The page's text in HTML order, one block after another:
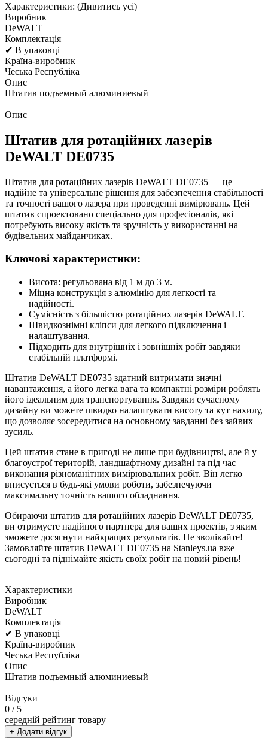
Характеристики: (Дивитись усі)
Виробник
DeWALT
Комплектація
✔ В упаковці
Країна-виробник
Чеська Республіка
Опис
Штатив подъемный алюминиевый
Опис
Штатив для ротаційних лазерів
DeWALT DE0735
Штатив для ротаційних лазерів DeWALT DE0735 — це
надійне та універсальне рішення для забезпечення стабільності
та точності вашого лазера при проведенні вимірювань. Цей
штатив спроектовано спеціально для професіоналів, які
потребують високу якість та зручність у використанні на
будівельних майданчиках.
Ключові характеристики:
Висота: регульована від 1 м до 3 м.
Міцна конструкція з алюмінію для легкості та
надійності.
Сумісність з більшістю ротаційних лазерів DeWALT.
Швидкознімні кліпси для легкого підключення і
налаштування.
Підходить для внутрішніх і зовнішніх робіт завдяки
стабільній платформі.
Штатив DeWALT DE0735 здатний витримати значні
навантаження, а його легка вага та компактні розміри роблять
його ідеальним для транспортування. Завдяки сучасному
дизайну ви можете швидко налаштувати висоту та кут нахилу,
що дозволяє зосередитися на основному завданні без зайвих
зусиль.
Цей штатив стане в пригоді не лише при будівництві, але й у
благоустрої територій, ландшафтному дизайні та під час
виконання різноманітних вимірювальних робіт. Він легко
вписується в будь-які умови роботи, забезпечуючи
максимальну точність вашого обладнання.
Обираючи штатив для ротаційних лазерів DeWALT DE0735,
ви отримуєте надійного партнера для ваших проектів, з яким
зможете досягнути найкращих результатів. Не зволікайте!
Замовляйте штатив DeWALT DE0735 на Stanleys.ua вже
сьогодні та піднімайте якість своїх робіт на новий рівень!
Характеристики
Виробник
DeWALT
Комплектація
✔ В упаковці
Країна-виробник
Чеська Республіка
Опис
Штатив подъемный алюминиевый
Відгуки
0 / 5
середній рейтинг товару
+ Додати відгук